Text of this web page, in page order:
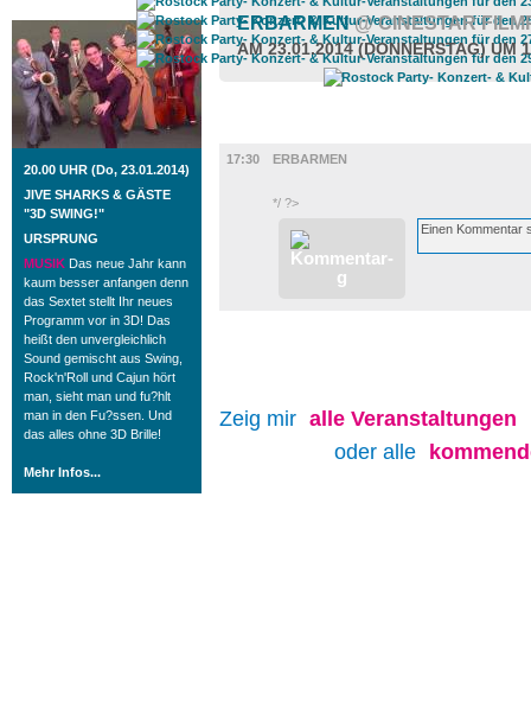
ROSTOCK TAGESTIPP
20.00 UHR (Do, 23.01.2014)
JIVE SHARKS & GÄSTE
"3D SWING!"
URSPRUNG
MUSIK Das neue Jahr kann
kaum besser anfangen denn
das Sextet stellt Ihr neues
Programm vor in 3D! Das
heißt den unvergleichlich
Sound gemischt aus Swing,
Rock'n'Roll und Cajun hört
man, sieht man und fu?hlt
man in den Fu?ssen. Und
das alles ohne 3D Brille!
Mehr Infos...
ERBARMEN@ CINESTAR
AM 23.01.2014 (DONNERSTAG) UM
17:30
ERBARMEN
*/ ?>
Zeig mir alle Veranstaltungen
oder alle